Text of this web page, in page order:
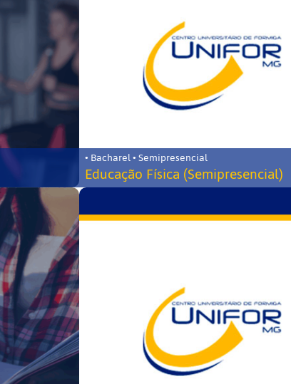
• Bacharel • Semipresencial
Educação Física (Semipresencial)